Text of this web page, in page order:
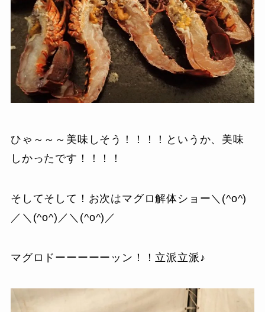
ひゃ～～～美味しそう！！！！というか、美味
しかったです！！！！
そしてそして！お次はマグロ解体ショー＼(^o^)
／＼(^o^)／＼(^o^)／
マグロドーーーーーッン！！立派立派♪